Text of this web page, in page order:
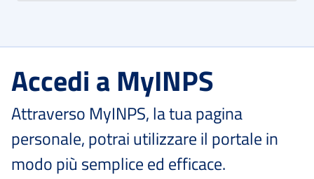
Accedi a MyINPS
Attraverso MyINPS, la tua pagina
personale, potrai utilizzare il portale in
modo più semplice ed efficace.